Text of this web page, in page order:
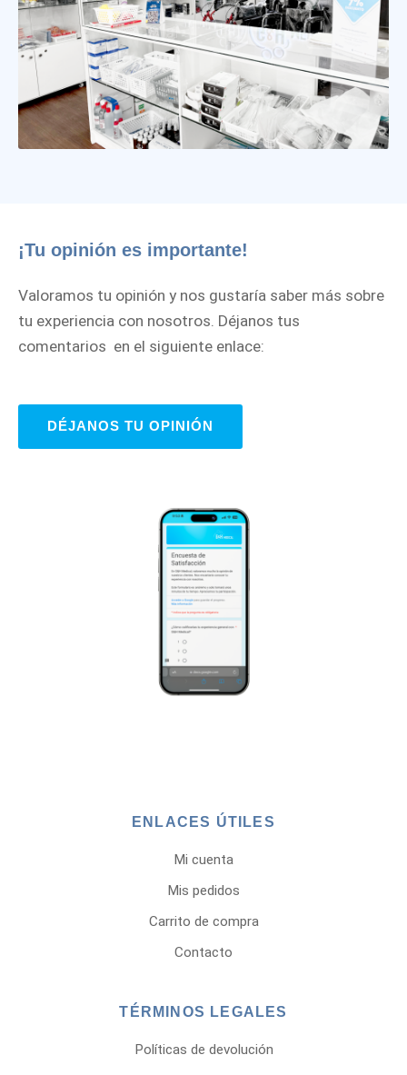
¡Tu opinión es importante!
Valoramos tu opinión y nos gustaría saber más sobre
tu experiencia con nosotros. Déjanos tus
comentarios en el siguiente enlace:
DÉJANOS TU OPINIÓN
ENLACES ÚTILES
Mi cuenta
Mis pedidos
Carrito de compra
Contacto
TÉRMINOS LEGALES
Políticas de devolución